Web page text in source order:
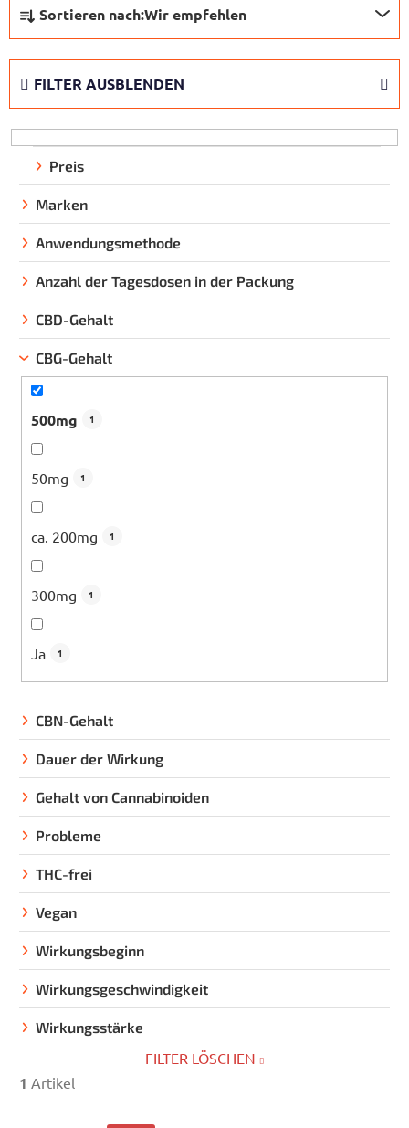
o
t
o
u
n
Sortieren nach:Wir empfehlen
FILTER AUSBLENDEN
Preis
Marken
Anwendungsmethode
Anzahl der Tagesdosen in der Packung
CBD-Gehalt
CBG-Gehalt
500mg 1
50mg 1
ca. 200mg 1
300mg 1
Ja 1
CBN-Gehalt
Dauer der Wirkung
Gehalt von Cannabinoiden
Probleme
THC-frei
Vegan
Wirkungsbeginn
Wirkungsgeschwindigkeit
Wirkungsstärke
FILTER LÖSCHEN
1 Artikel